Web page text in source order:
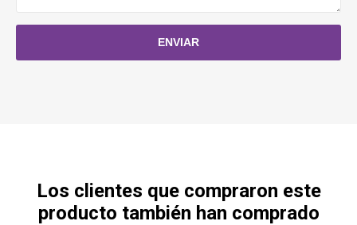
Los clientes que compraron este
producto también han comprado